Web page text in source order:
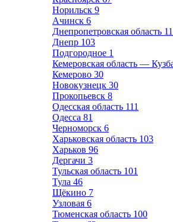
Норильск 9
Ачинск 6
Днепропетровская область
Днепр 103
Подгородное 1
Кемеровская область —
Кемерово 30
Новокузнецк 30
Прокопьевск 8
Одесская область 111
Одесса 81
Черноморск 6
Харьковская область 103
Харьков 96
Дергачи 3
Тульская область 101
Тула 46
Щёкино 7
Узловая 6
Тюменская область 100